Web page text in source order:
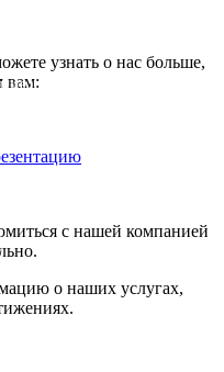
узнать о нас больше,
вам:
с нашей компанией
о наших услугах,